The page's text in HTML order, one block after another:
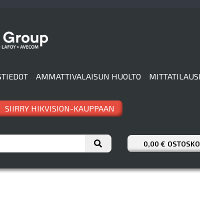
AMMATTIVALAISUN HUOLTO
SIIRRY HIKVISION-KAUPPAAN
0,00 €